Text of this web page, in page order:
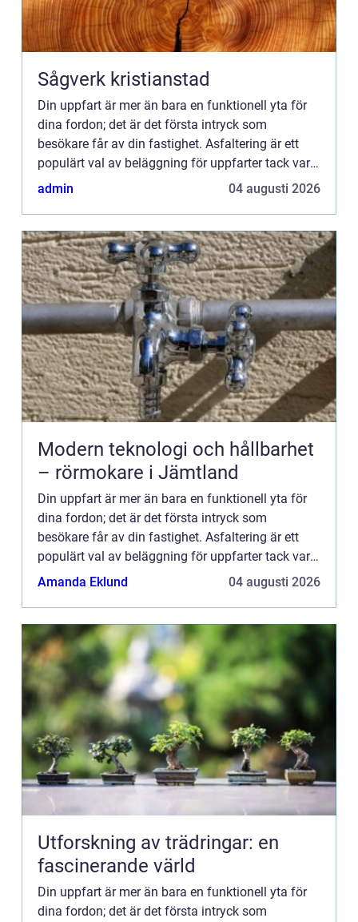
Sågverk kristianstad
Din uppfart är mer än bara en funktionell yta för
dina fordon; det är det första intryck som
besökare får av din fastighet. Asfaltering är ett
populärt val av beläggning för uppfarter tack vare
...
admin 04 augusti 2026
Modern teknologi och hållbarhet
– rörmokare i Jämtland
Din uppfart är mer än bara en funktionell yta för
dina fordon; det är det första intryck som
besökare får av din fastighet. Asfaltering är ett
populärt val av beläggning för uppfarter tack vare
...
Amanda Eklund 04 augusti 2026
Utforskning av trädringar: en
fascinerande värld
Din uppfart är mer än bara en funktionell yta för
dina fordon; det är det första intryck som